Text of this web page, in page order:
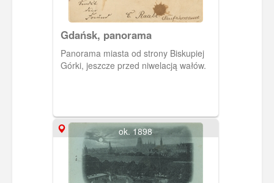
Gdańsk, panorama
Panorama miasta od strony Biskupiej
Górki, jeszcze przed niwelacją wałów.
ok. 1898